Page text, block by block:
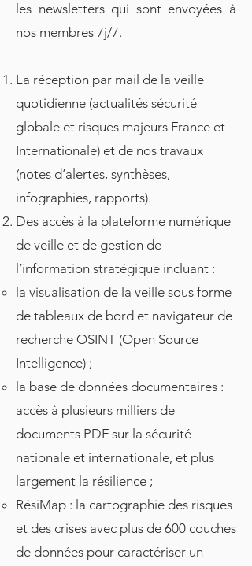
les newsletters qui sont envoyées à
nos membres 7j/7.
La réception par mail de la veille
quotidienne (actualités sécurité
globale et risques majeurs France et
Internationale) et de nos travaux
(notes d’alertes, synthèses,
infographies, rapports).
Des accès à la plateforme numérique
de veille et de gestion de
l’information stratégique incluant :
la visualisation de la veille sous forme
de tableaux de bord et navigateur de
recherche OSINT (Open Source
Intelligence) ;
la base de données documentaires :
accès à plusieurs milliers de
documents PDF sur la sécurité
nationale et internationale, et plus
largement la résilience ;
RésiMap : la cartographie des risques
et des crises avec plus de 600 couches
de données pour caractériser un